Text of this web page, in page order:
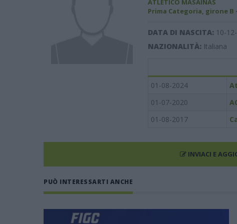
ATLETICO MASAINAS
Prima Categoria, girone B
DATA DI NASCITA: 10-
NAZIONALITÀ: Italiana
01-08-2024
01-07-2020
01-08-2017
INVIACI E
PUÒ INTERESSARTI ANCHE